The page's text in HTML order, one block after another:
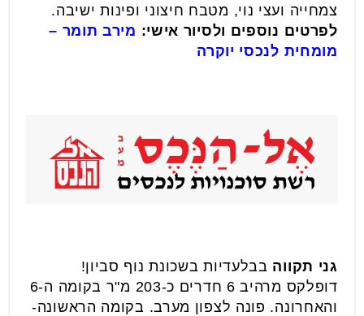
צמחייה ועצי נוי, מטבח חיצוני ופינות ישיבה.
לפרטים נוספים ולסיור אישי: מירב תומר –
מומחית לנכסי יוקרה
גני תקווה בבלעדיות בשכונת נוף סביון!
דופלקס מרהיב 6 חדרים כ-203 מ"ר בקומה ה-6
והאחרונה. פונה לצפון מערב. בקומה הראשונה-